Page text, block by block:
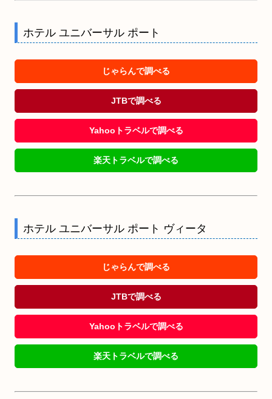
ホテル ユニバーサル ポート
じゃらんで調べる
JTBで調べる
Yahooトラベルで調べる
楽天トラベルで調べる
ホテル ユニバーサル ポート ヴィータ
じゃらんで調べる
JTBで調べる
Yahooトラベルで調べる
楽天トラベルで調べる